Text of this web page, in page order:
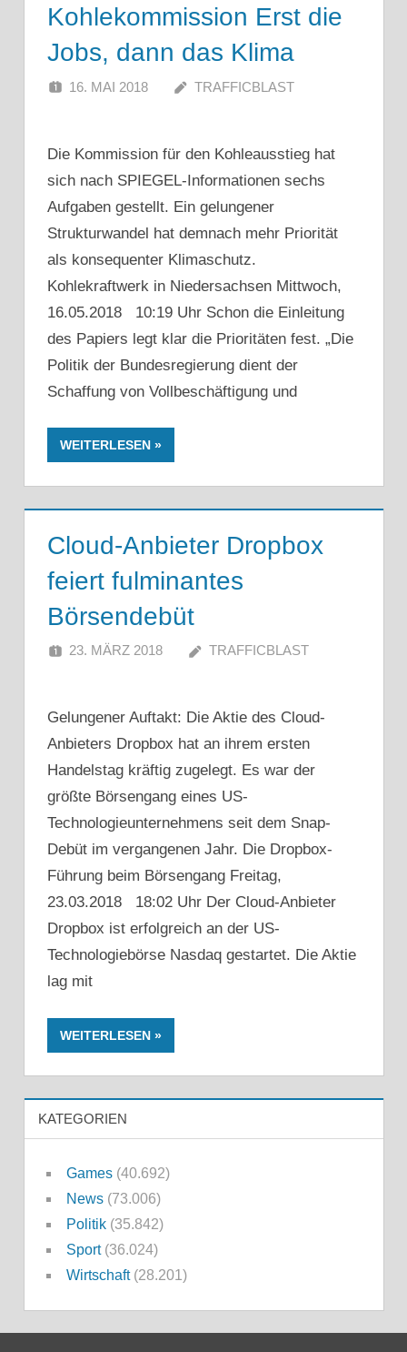
Kohlekommission Erst die
Jobs, dann das Klima
16. MAI 2018 TRAFFICBLAST
Die Kommission für den Kohleausstieg hat
sich nach SPIEGEL-Informationen sechs
Aufgaben gestellt. Ein gelungener
Strukturwandel hat demnach mehr Priorität
als konsequenter Klimaschutz.
Kohlekraftwerk in Niedersachsen Mittwoch,
16.05.2018 10:19 Uhr Schon die Einleitung
des Papiers legt klar die Prioritäten fest. „Die
Politik der Bundesregierung dient der
Schaffung von Vollbeschäftigung und
WEITERLESEN
Cloud-Anbieter Dropbox
feiert fulminantes
Börsendebüt
23. MÄRZ 2018 TRAFFICBLAST
Gelungener Auftakt: Die Aktie des Cloud-
Anbieters Dropbox hat an ihrem ersten
Handelstag kräftig zugelegt. Es war der
größte Börsengang eines US-
Technologieunternehmens seit dem Snap-
Debüt im vergangenen Jahr. Die Dropbox-
Führung beim Börsengang Freitag,
23.03.2018 18:02 Uhr Der Cloud-Anbieter
Dropbox ist erfolgreich an der US-
Technologiebörse Nasdaq gestartet. Die Aktie
lag mit
WEITERLESEN
KATEGORIEN
Games(40.692)
News(73.006)
Politik(35.842)
Sport(36.024)
Wirtschaft(28.201)